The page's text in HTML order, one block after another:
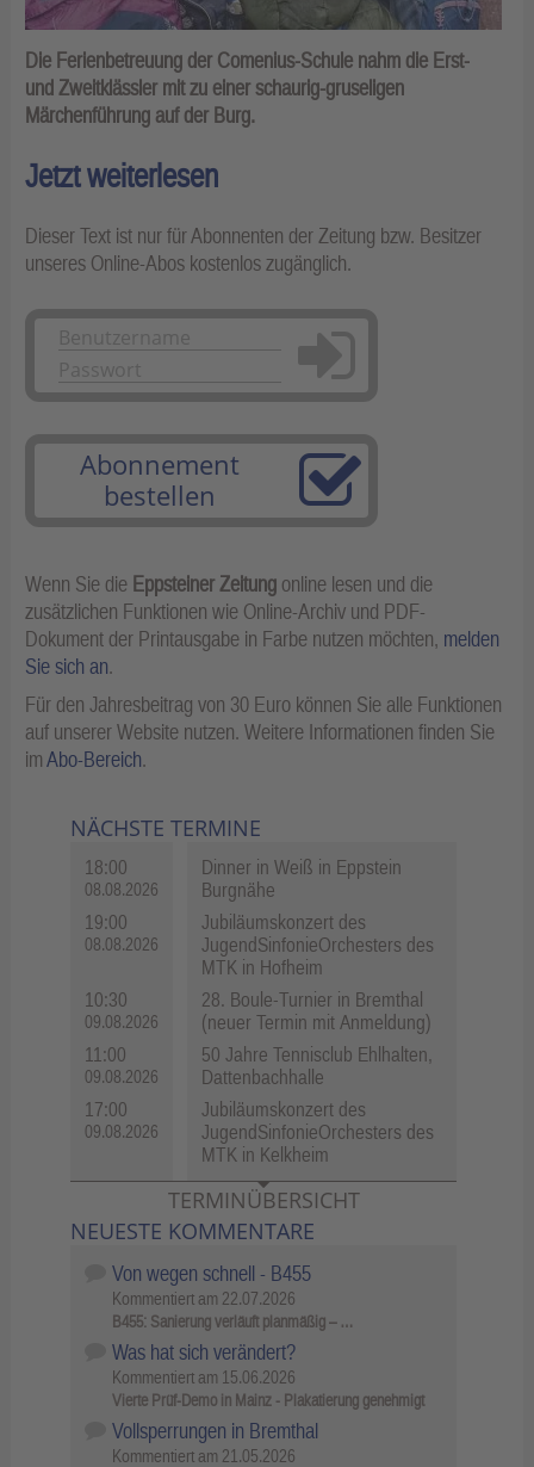
Die Ferienbetreuung der Comenius-Schule nahm die Erst-
und Zweitklässler mit zu einer schaurig-gruseligen
Märchenführung auf der Burg.
Jetzt weiterlesen
Dieser Text ist nur für Abonnenten der Zeitung bzw. Besitzer
unseres Online-Abos kostenlos zugänglich.
Anmelden
Abonnement
bestellen
Wenn Sie die Eppsteiner Zeitung online lesen und die
zusätzlichen Funktionen wie Online-Archiv und PDF-
Dokument der Printausgabe in Farbe nutzen möchten, melden
Sie sich an.
Für den Jahresbeitrag von 30 Euro können Sie alle Funktionen
auf unserer Website nutzen. Weitere Informationen finden Sie
imAbo-Bereich.
NÄCHSTE TERMINE
18:00
08.08.2026
Dinner in Weiß in Eppstein
Burgnähe
19:00
08.08.2026
Jubiläumskonzert des
JugendSinfonieOrchesters des
MTK in Hofheim
10:30
09.08.2026
28. Boule-Turnier in Bremthal
(neuer Termin mit Anmeldung)
11:00
09.08.2026
50 Jahre Tennisclub Ehlhalten,
Dattenbachhalle
17:00
09.08.2026
Jubiläumskonzert des
JugendSinfonieOrchesters des
MTK in Kelkheim
TERMINÜBERSICHT
NEUESTE KOMMENTARE
Von wegen schnell - B455
Kommentiert am 22.07.2026
B455: Sanierung verläuft planmäßig – …
Was hat sich verändert?
Kommentiert am 15.06.2026
Vierte Prüf-Demo in Mainz - Plakatierung genehmigt
Vollsperrungen in Bremthal
Kommentiert am 21.05.2026